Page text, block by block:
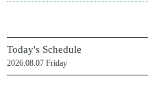
Today's Schedule
2026.08.07 Friday